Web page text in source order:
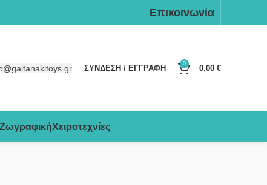
Επικοινωνία
ΣΥΝΔΕΣΗ / ΕΓΓΡΑΦΗ
0
0.00 €
ΖωγραφικήΧειροτεχνίες